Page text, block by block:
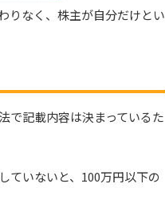
りなく、株主が自分だけとい
で記載内容は決まっているた
ていないと、100万円以下の